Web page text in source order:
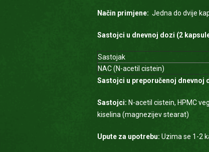
Način primjene: Jedna do dvije
Sastojci u dnevnoj dozi (2
Sastojak
NAC (N-acetil cistein)
Sastojci u preporučenoj dnevnoj
Sastojci: N-acetil cistein, HPMC
kiselina (magnezijev stearat)
Upute za upotrebu: Uzima se 1-2